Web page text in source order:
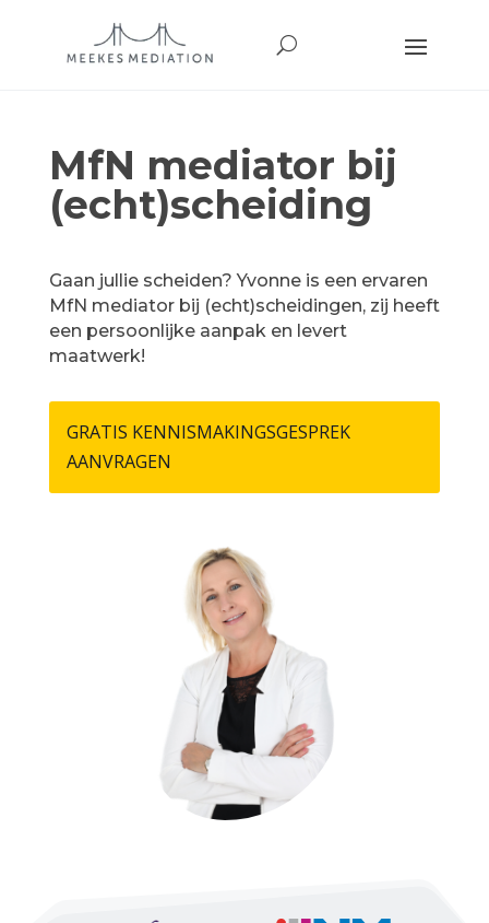
MfN mediator bij
(echt)scheiding
Gaan jullie scheiden? Yvonne is een ervaren
MfN mediator bij (echt)scheidingen, zij heeft
een persoonlijke aanpak en levert
maatwerk!
GRATIS KENNISMAKINGSGESPREK
AANVRAGEN